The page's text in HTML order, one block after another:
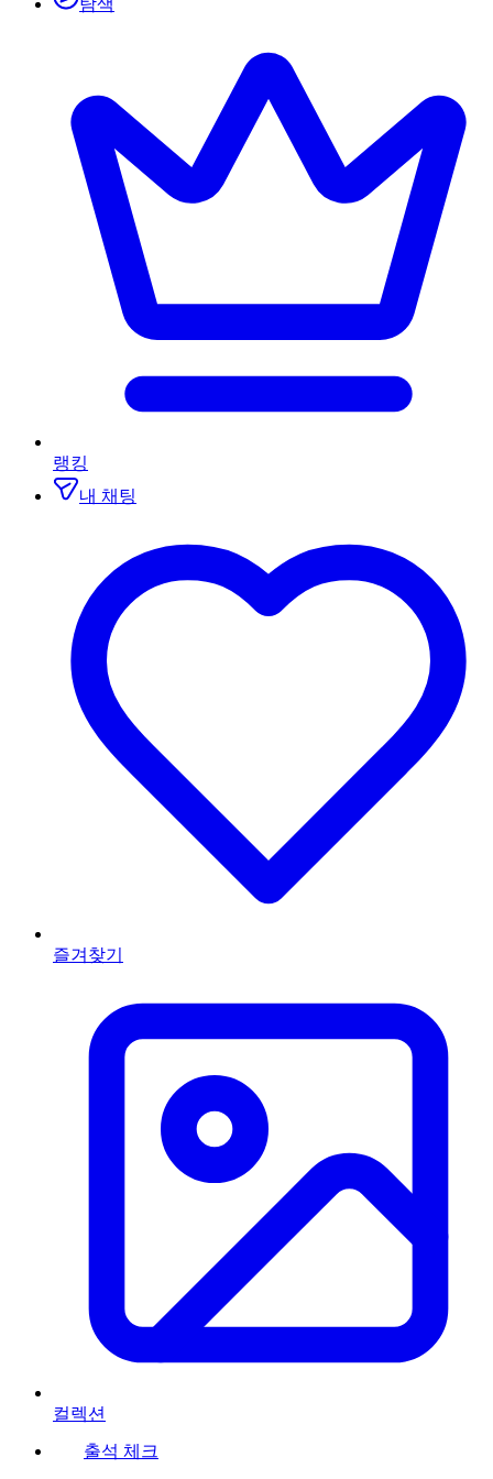
탐색
랭킹
내 채팅
즐겨찾기
컬렉션
출석 체크